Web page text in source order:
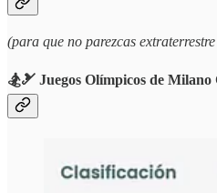
(para que no parezcas
🏂🎿 Juegos Olímpicos de